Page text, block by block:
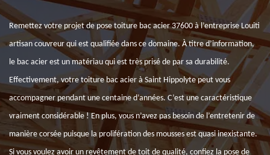
Remettez votre projet de pose toiture bac acier 37600 à l’entreprise Louiti
artisan couvreur qui est qualifiée dans ce domaine. À titre d’information,
le bac acier est un matériau qui est très prisé de par sa durabilité.
Effectivement, votre toiture bac acier à Saint Hippolyte peut vous
accompagner pendant une centaine d’années. C’est une caractéristique
vraiment considérable ! En plus, vous n’avez pas besoin de l’entretenir de
manière corsée puisque la prolifération des mousses est quasi inexistante.
Si vous voulez avoir un revêtement de toit de qualité, confiez la pose de